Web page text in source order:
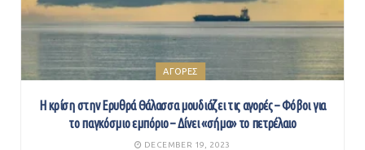
ΑΓΟΡΕΣ
Η κρίση στην Ερυθρά Θάλασσα μουδιάζει τις αγορές – Φόβοι για
το παγκόσμιο εμπόριο – Δίνει «σήμα» το πετρέλαιο
DECEMBER 19, 2023